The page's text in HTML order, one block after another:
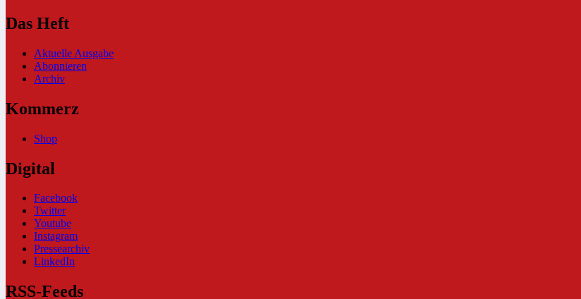
Das Heft
Aktuelle Ausgabe
Abonnieren
Archiv
Kommerz
Shop
Digital
Facebook
Twitter
Youtube
Instagram
Pressearchiv
LinkedIn
RSS-Feeds